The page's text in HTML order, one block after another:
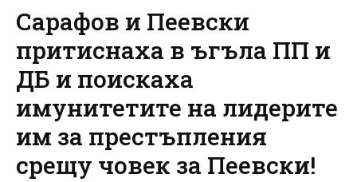
Сарафов и Пеевски
притиснаха в ъгъла ПП и
ДБ и поискаха
имунитетите на лидерите
им за престъпления
срещу човек за Пеевски!